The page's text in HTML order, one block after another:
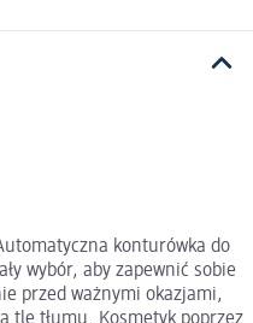
konturówka do
wybór, aby zapewnić sobie
przed ważnymi okazjami,
tle tłumu. Kosmetyk poprzez